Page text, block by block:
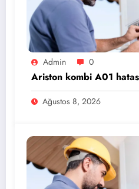
Admin 0
Ariston kombi A01
Ağustos 8, 2026